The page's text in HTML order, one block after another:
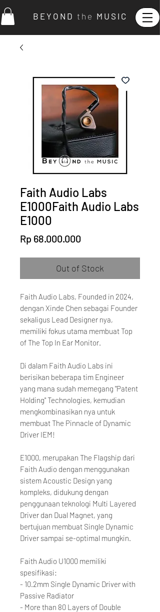
B E Y O N D t h e M U S I C
Faith Audio Labs
E1000Faith Audio Labs
E1000
Rp 68.000.000
Out of Stock
Faith Audio Labs, Founded in 2024,
dengan Xinde Chen sebagai Founder
sekaligus Lead Designer nya,
memiliki fokus utama membuat Top
of The Top In Ear Monitor.
Di dalam Faith Audio Labs ini
berisikan beberapa tim Engineer
yang mana sudah memegang "Patent
Holding" Technologies, kemudian
mengkombinasikan nya untuk
membuat The Pinnacle of Dynamic
Driver IEM!
E1000, merupakan The Flagship dari
Faith Audio dengan menggunakan
sistem Acoustic Design yang
kompleks, didukung dengan
penggunaan teknologi Multi Layered
Driver dan Dual Magnet, yang
bertujuan membuat Single Dynamic
Driver sampai se-optimal mungkin.
Faith Audio U1000 memiliki
spesifikasi:
- 10.2mm Single Dynamic Driver with
Passive Radiator
- More than 80 Layers of Double